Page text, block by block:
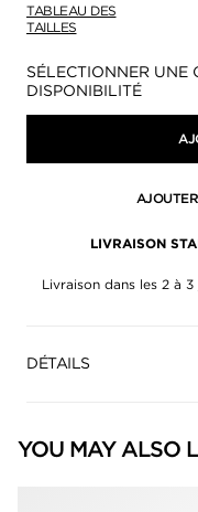
TABLEAU DES
TAILLES
Disponibilité:
SÉLECTIONNER UNE
DISPONIBILITÉ
LIVRAISON
Livraison dans les 2 à
DÉTAILS
YOU MAY ALSO